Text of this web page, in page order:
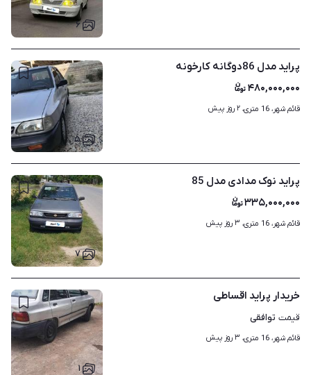
۶
۵
پراید مدل 86دوگانه کارخونه
۴۸۰,۰۰۰,۰۰۰
قائم شهر، 16 متری، ۲ روز پیش
۷
پراید نوک مدادی مدل 85
۳۳۵,۰۰۰,۰۰۰
قائم شهر، 16 متری، ۳ روز پیش
۱
خریدار پراید اقساطی
قیمت توافقی
قائم شهر، 16 متری، ۳ روز پیش